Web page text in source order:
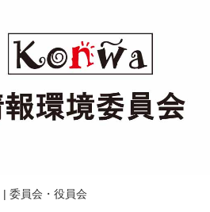
| 委員会・役員会